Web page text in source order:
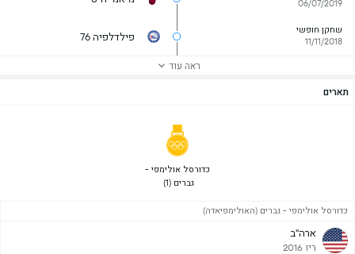
06/07/2019
שחקן חופשי
11/11/2018
פילדלפיה 76
ראה עוד
תארים
גברים (1)
כדורסל אולימפי - גברים (האולימפיאדה)
ארה"ב
ריו 2016